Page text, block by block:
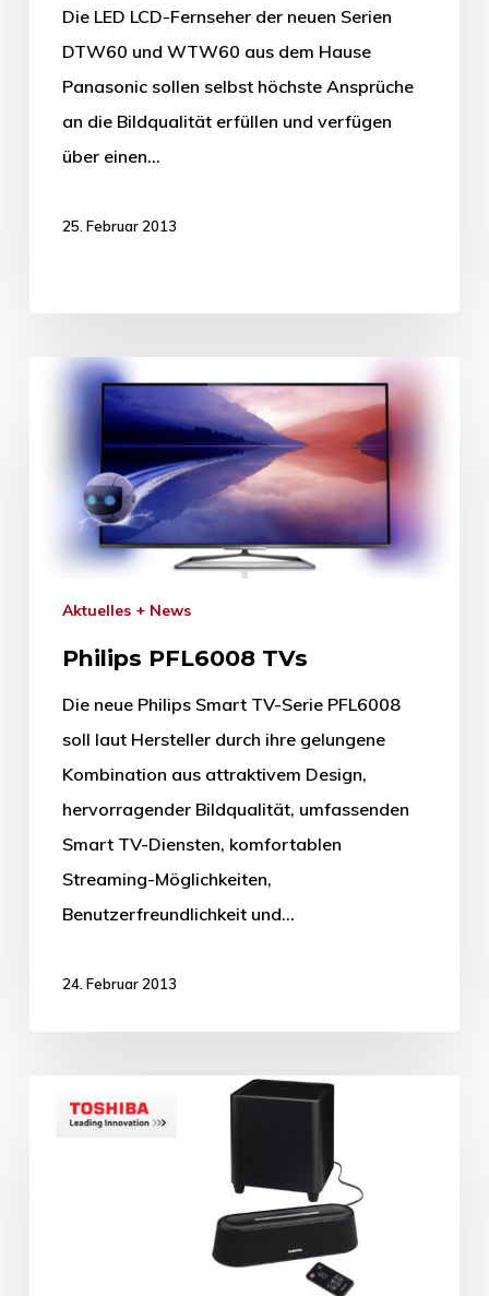
Die LED LCD-Fernseher der neuen Serien
DTW60 und WTW60 aus dem Hause
Panasonic sollen selbst höchste Ansprüche
an die Bildqualität erfüllen und verfügen
über einen…
25. Februar 2013
Aktuelles + News
Philips PFL6008 TVs
Die neue Philips Smart TV-Serie PFL6008
soll laut Hersteller durch ihre gelungene
Kombination aus attraktivem Design,
hervorragender Bildqualität, umfassenden
Smart TV-Diensten, komfortablen
Streaming-Möglichkeiten,
Benutzerfreundlichkeit und…
24. Februar 2013